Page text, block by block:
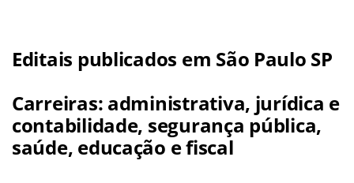
Editais publicados em São Paulo SP
Carreiras: administrativa, jurídica e
contabilidade, segurança pública,
saúde, educação e fiscal